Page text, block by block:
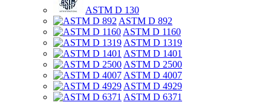
ASTM D 130
ASTM D 892
ASTM D 1160
ASTM D 1319
ASTM D 1401
ASTM D 2500
ASTM D 4007
ASTM D 4929
ASTM D 6371